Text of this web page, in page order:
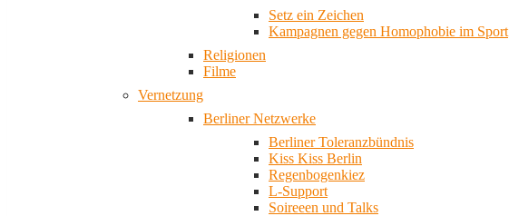
Setz ein Zeichen
Kampagnen gegen Homophobie im Sport
Religionen
Filme
Vernetzung
Berliner Netzwerke
Berliner Toleranzbündnis
Kiss Kiss Berlin
Regenbogenkiez
L-Support
Soireeen und Talks